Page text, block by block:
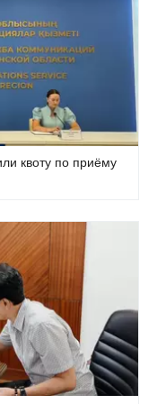
квоту по приёму